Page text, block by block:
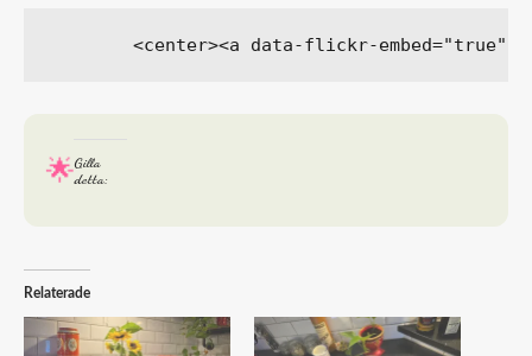
Gilla
detta:
Relaterade